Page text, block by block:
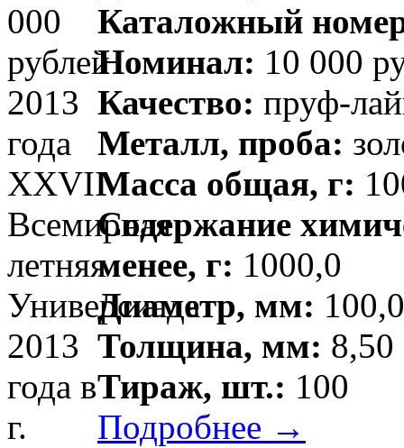
Каталожный
Номинал: 10 000
Качество: пруф-
Металл, проба:
Масса общая, г:
Содержание
менее, г: 1000,0
Диаметр, мм:
Толщина, мм:
Тираж, шт.: 100
Подробнее →